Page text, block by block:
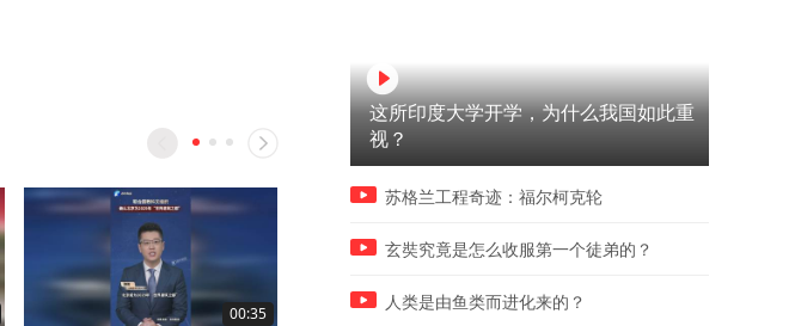
00:35 00:26
这所印度大学开学，为什么我国如此重
视？
苏格兰工程奇迹：福尔柯克轮
玄奘究竟是怎么收服第一个徒弟的？
人类是由鱼类而进化来的？